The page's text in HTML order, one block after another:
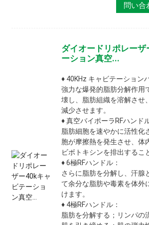
問い合
ダイオードリポレー
ーション真空...
♦ 40KHz キャビテーション
強力な爆発的脂肪分解作用
壊し、脂肪組織を溶解させ
減少させます。
♦ 真空バイポーラRFハンド
脂肪細胞を速やかに活性化
胞が摩擦熱を発生させ、体
ビボトキシンを排出するこ
♦ 6極RFハンドル：
さらに脂肪を分解し、汗腺
て余分な脂肪や毒素を体外
けます。
♦ 4極RFハンドル：
脂肪を分解する；リンパの